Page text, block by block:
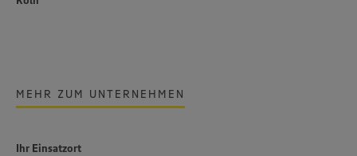
MEHR ZUM UNTERNEHMEN
Ihr Einsatzort